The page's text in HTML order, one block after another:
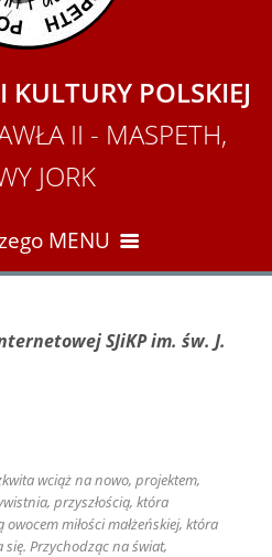
KULTURY POLSKIEJ
II - MASPETH,
JORK
MENU
KADRA PEDAGOGICZNA
OBIEKTYWIE
I PRZECZYTAĆ
SZKOLNE
RODZICIELSKIEGO
SJiKP im. św. J.
wciąż na nowo, projektem,
przyszłością, która
miłości małżeńskiej, która
Przychodząc na świat,